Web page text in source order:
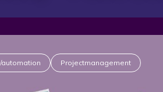
automation Projectmanagement